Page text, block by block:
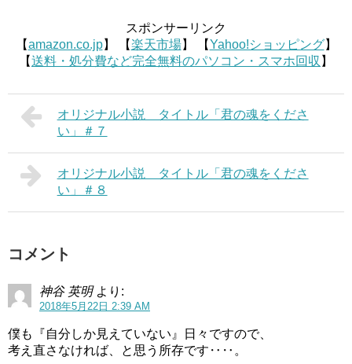
スポンサーリンク
【amazon.co.jp】 【楽天市場】 【Yahoo!ショッピング】
【送料・処分費など完全無料のパソコン・スマホ回収 】
オリジナル小説 タイトル「君の魂をくださ
い」＃７
オリジナル小説 タイトル「君の魂をくださ
い」＃８
コメント
神谷 英明 より:
2018年5月22日 2:39 AM
僕も『自分しか見えていない』日々ですので、
考え直さなければ、と思う所存です‥‥。